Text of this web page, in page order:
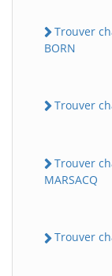
Trouver
BORN
Trouver
Trouver
MARSACQ
Trouver